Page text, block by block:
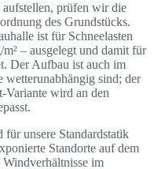
prüfen wir die
des Grundstücks.
ist für Schneelasten
– ausgelegt und damit für
Der Aufbau ist auch im
wetterunabhängig sind; der
Variante wird an den
unsere Standardstatik
Standorte auf dem
im